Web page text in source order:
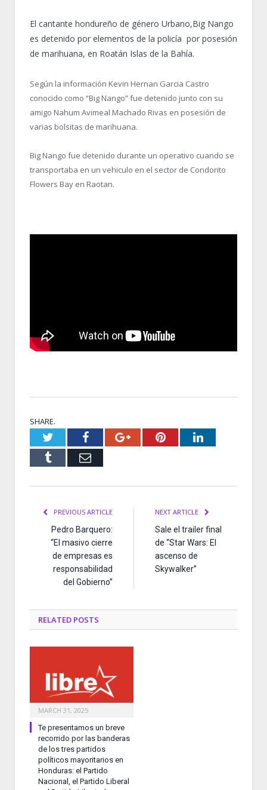
El cantante hondureño de género Urbano,Big Nango
es detenido por elementos de la policía por posesión
de marihuana, en Roatán Islas de la Bahía.
Según la información Kevin Hernan Garcia Castro
conocido como “Big Nango” fue detenido junto con su
amigo Nahum Avimeal Machado Rivas en posesión de
varias bolsitas de marihuana.
Big Nango fue detenido durante un operativo cuando se
transportaba en un vehiculo en el sector de Condorito
Flowers Bay en Raotan.
SHARE.
TwitterFacebookGoogle+PinterestLinkedIn
Tumblr Email
PREVIOUS ARTICLE
Pedro Barquero:
“El masivo cierre
de empresas es
responsabilidad
del Gobierno”
NEXT ARTICLE
Sale el trailer final
de “Star Wars: El
ascenso de
Skywalker”
RELATED POSTS
MARCH 31, 2025
Te presentamos un breve
recorrido por las banderas
de los tres partidos
políticos mayoritarios en
Honduras: el Partido
Nacional, el Partido Liberal